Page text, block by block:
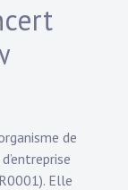
de
Elle